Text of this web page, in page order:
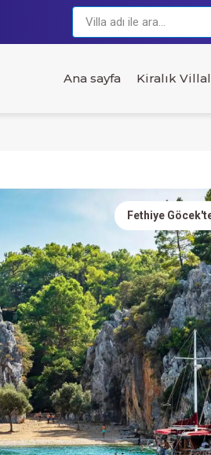
Ana sayfa Kiralık
Fethiye